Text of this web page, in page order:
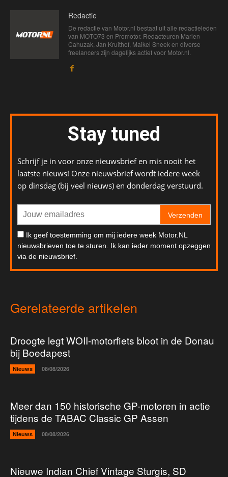
Redactie
De redactie van Motor.nl bestaat uit alle redactieleden
van MOTO73 en Promotor. Redacteuren Marien
Cahuzak, Jan Kruithof, Maikel Sneek en diverse
freelancers zijn dagelijks actief voor Motor.nl.
Stay tuned
Schrijf je in voor onze nieuwsbrief en mis nooit het
laatste nieuws! Onze nieuwsbrief wordt iedere week
op dinsdag (bij veel nieuws) en donderdag verstuurd.
Verzenden
Ik geef toestemming om mij iedere week Motor.NL
nieuwsbrieven toe te sturen. Ik kan ieder moment opzeggen
via de nieuwsbrief.
Gerelateerde artikelen
Droogte legt WOII-motorfiets bloot in de Donau
bij Boedapest
Nieuws 08/08/2026
Meer dan 150 historische GP-motoren in actie
tijdens de TABAC Classic GP Assen
Nieuws 08/08/2026
Nieuwe Indian Chief Vintage Sturgis, SD